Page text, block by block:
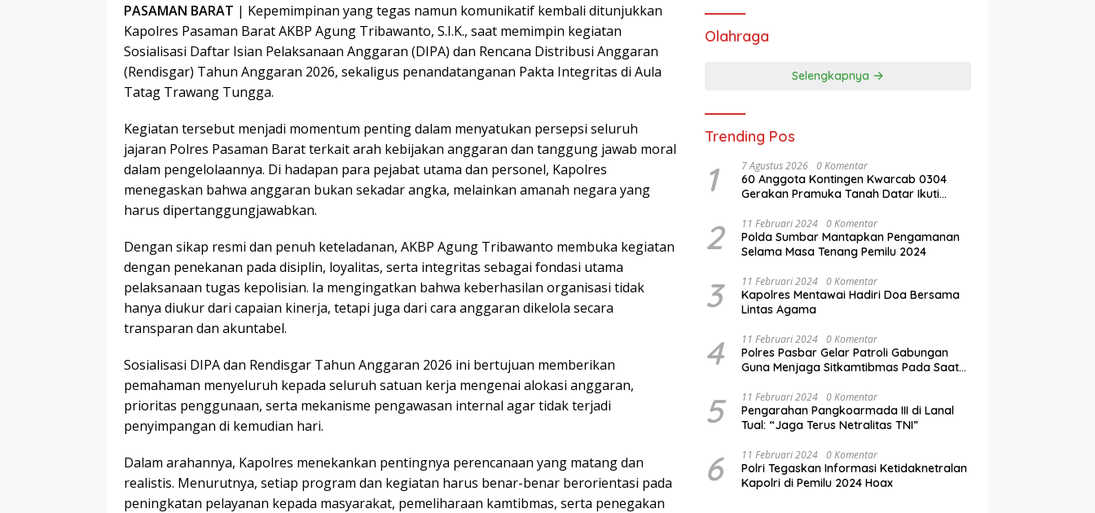
PASAMAN BARAT | Kepemimpinan yang tegas namun komunikatif kembali ditunjukkan
Kapolres Pasaman Barat AKBP Agung Tribawanto, S.I.K., saat memimpin kegiatan
Sosialisasi Daftar Isian Pelaksanaan Anggaran (DIPA) dan Rencana Distribusi Anggaran
(Rendisgar) Tahun Anggaran 2026, sekaligus penandatanganan Pakta Integritas di Aula
Tatag Trawang Tungga.
Kegiatan tersebut menjadi momentum penting dalam menyatukan persepsi seluruh
jajaran Polres Pasaman Barat terkait arah kebijakan anggaran dan tanggung jawab moral
dalam pengelolaannya. Di hadapan para pejabat utama dan personel, Kapolres
menegaskan bahwa anggaran bukan sekadar angka, melainkan amanah negara yang
harus dipertanggungjawabkan.
Dengan sikap resmi dan penuh keteladanan, AKBP Agung Tribawanto membuka kegiatan
dengan penekanan pada disiplin, loyalitas, serta integritas sebagai fondasi utama
pelaksanaan tugas kepolisian. Ia mengingatkan bahwa keberhasilan organisasi tidak
hanya diukur dari capaian kinerja, tetapi juga dari cara anggaran dikelola secara
transparan dan akuntabel.
Sosialisasi DIPA dan Rendisgar Tahun Anggaran 2026 ini bertujuan memberikan
pemahaman menyeluruh kepada seluruh satuan kerja mengenai alokasi anggaran,
prioritas penggunaan, serta mekanisme pengawasan internal agar tidak terjadi
penyimpangan di kemudian hari.
Dalam arahannya, Kapolres menekankan pentingnya perencanaan yang matang dan
realistis. Menurutnya, setiap program dan kegiatan harus benar-benar berorientasi pada
peningkatan pelayanan kepada masyarakat, pemeliharaan kamtibmas, serta penegakan
Olahraga
Selengkapnya
Trending Pos
1 7 Agustus 2026 0 Komentar
60 Anggota Kontingen Kwarcab 0304
Gerakan Pramuka Tanah Datar Ikuti
2 11 Februari 2024 0 Komentar
Polda Sumbar Mantapkan Pengamanan
Selama Masa Tenang Pemilu 2024
3 11 Februari 2024 0 Komentar
Kapolres Mentawai Hadiri Doa Bersama
Lintas Agama
4 11 Februari 2024 0 Komentar
Polres Pasbar Gelar Patroli Gabungan
Guna Menjaga Sitkamtibmas Pada Saat
5 11 Februari 2024 0 Komentar
Pengarahan Pangkoarmada III di Lanal
Tual: “Jaga Terus Netralitas TNI”
6 11 Februari 2024 0 Komentar
Polri Tegaskan Informasi Ketidaknetralan
Kapolri di Pemilu 2024 Hoax